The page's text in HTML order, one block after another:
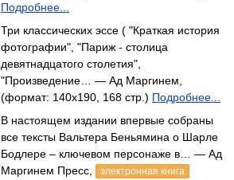
Подробнее...
Три классических эссе ( "Краткая история
фотографии", "Париж - столица
девятнадцатого столетия",
"Произведение… — Ад Маргинем,
(формат: 140x190, 168 стр.) Подробнее...
В настоящем издании впервые собраны
все тексты Вальтера Беньямина о Шарле
Бодлере – ключевом персонаже в… — Ад
Маргинем Пресс,
электронная книга